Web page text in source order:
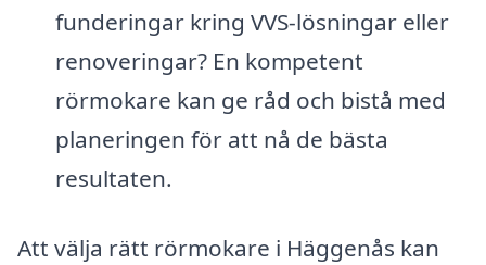
funderingar kring VVS-lösningar eller
renoveringar? En kompetent
rörmokare kan ge råd och bistå med
planeringen för att nå de bästa
resultaten.
Att välja rätt rörmokare i Häggenås kan